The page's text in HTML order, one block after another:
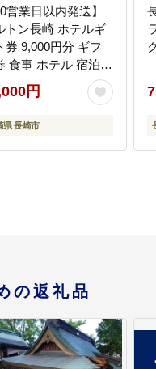
営業日以内発送】
トン長崎 ホテルギ
券 9,000円分 ギフ
食事 ホテル 宿泊
旅 ギフト券
円
県 長崎市
の返礼品